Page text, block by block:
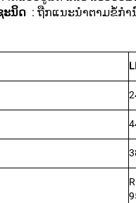
ະນິດ
: ຖືກແນະນຳຕາມຂໍ້ກ